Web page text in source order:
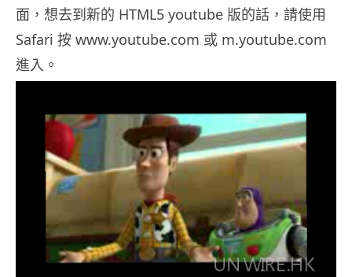
面，想去到新的 HTML5 youtube 版的話，請使用
Safari 按 www.youtube.com 或 m.youtube.com
進入。